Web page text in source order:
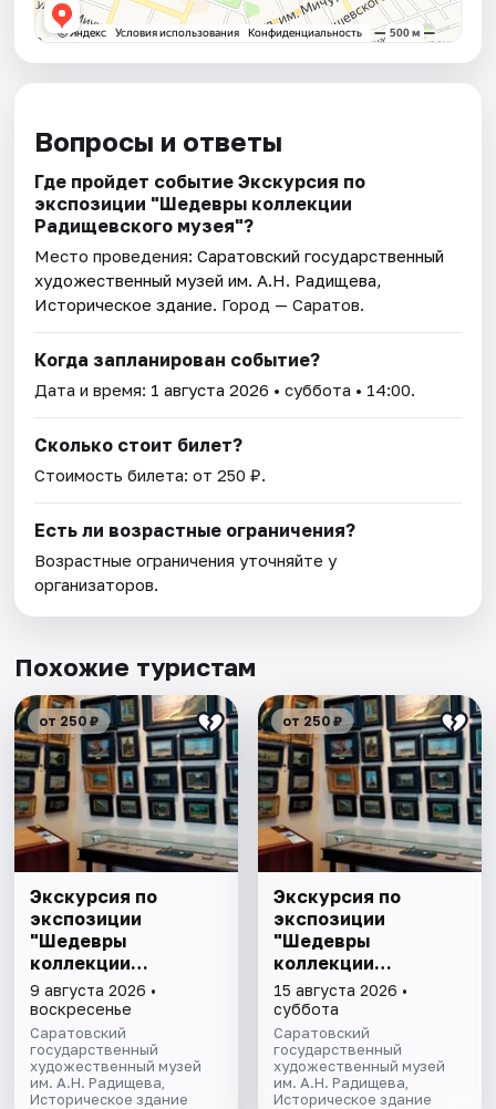
Вопросы и ответы
Где пройдет событие Экскурсия по
экспозиции "Шедевры коллекции
Радищевского музея"?
Место проведения:Саратовский государственный
художественный музей им. А.Н. Радищева,
Историческое здание. Город — Саратов.
Когда запланирован событие?
Дата и время: 1 августа 2026 • суббота • 14:00.
Сколько стоит билет?
Стоимость билета: от 250 ₽.
Есть ли возрастные ограничения?
Возрастные ограничения уточняйте у
организаторов.
Похожие туристам
от 250 ₽
Экскурсия по
экспозиции
"Шедевры
коллекции
Радищевского
музея"
9 августа 2026 •
воскресенье
Саратовский
государственный
художественный музей
им. А.Н. Радищева,
Историческое здание
от 250 ₽
Экскурсия по
экспозиции
"Шедевры
коллекции
Радищевского
музея"
15 августа 2026 •
суббота
Саратовский
государственный
художественный музей
им. А.Н. Радищева,
Историческое здание